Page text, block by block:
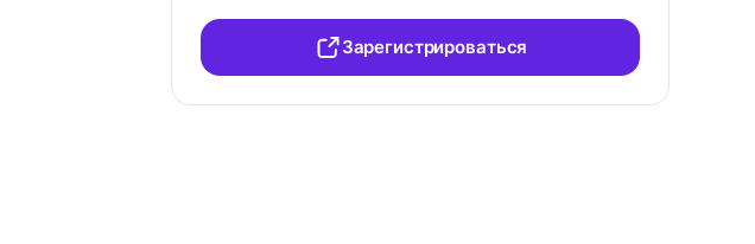
Зарегистрироваться